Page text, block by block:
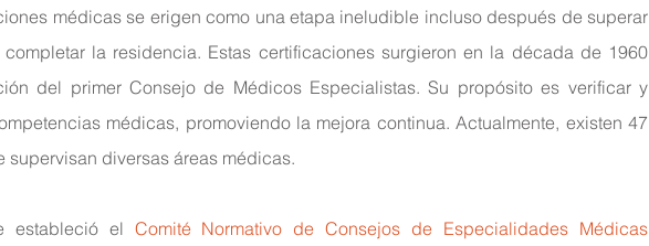
médicas se erigen como una etapa ineludible incluso después de superar
completar la residencia. Estas certificaciones surgieron en la década de 1960
del primer Consejo de Médicos Especialistas. Su propósito es verificar y
médicas, promoviendo la mejora continua. Actualmente, existen 47
supervisan diversas áreas médicas.
estableció el Comité Normativo de Consejos de Especialidades Médicas